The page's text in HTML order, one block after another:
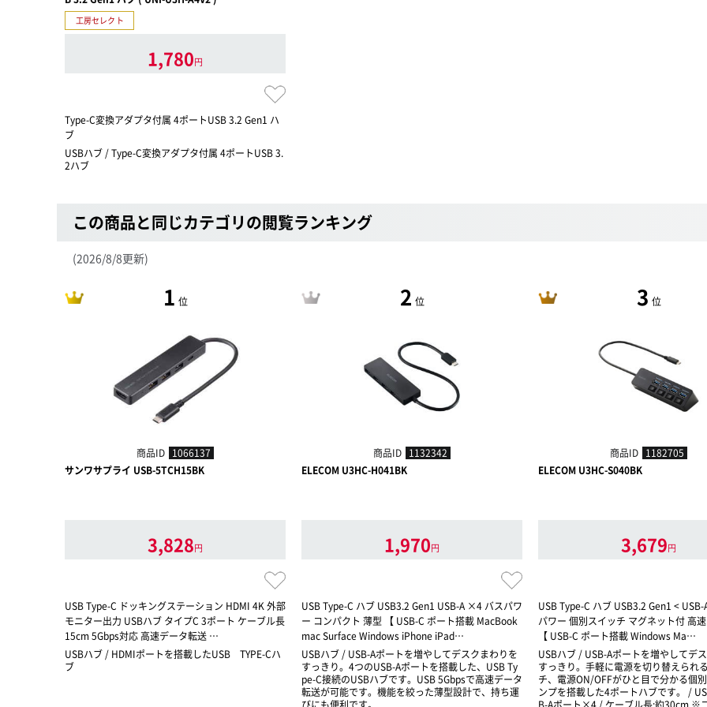
工房セレクト
1,780円
Type-C変換アダプタ付属 4ポートUSB 3.2 Gen1 ハ
ブ
USBハブ / Type-C変換アダプタ付属 4ポートUSB 3.
2ハブ
この商品と同じカテゴリの閲覧ランキング
(2026/8/8更新)
1 位
商品ID 1066137
サンワサプライ USB-5TCH15BK
3,828円
USB Type-C ドッキングステーション HDMI 4K 外部
モニター出力 USBハブ タイプC 3ポート ケーブル長
15cm 5Gbps対応 高速データ転送 …
USBハブ / HDMIポートを搭載したUSB TYPE-Cハ
ブ
2 位
商品ID 1132342
ELECOM U3HC-H041BK
1,970円
USB Type-C ハブ USB3.2 Gen1 USB-A ×4 バスパワ
ー コンパクト 薄型 【 USB-C ポート搭載 MacBook
mac Surface Windows iPhone iPad…
USBハブ / USB-Aポートを増やしてデスクまわりを
すっきり。4つのUSB-Aポートを搭載した、USB Ty
pe-C接続のUSBハブです。USB 5Gbpsで高速データ
転送が可能です。機能を絞った薄型設計で、持ち運
3 位
商品ID 1182705
ELECOM U3HC-S040BK
3,679円
USB Type-C ハブ USB3.2 Gen1 <
パワー 個別スイッチ マグネット付 高
【 USB-C ポート搭載 Windows Ma…
USBハブ / USB-Aポートを増やしてデ
すっきり。手軽に電源を切り替えられ
チ、電源ON/OFFがひと目で分かる個
ンプを搭載した4ポートハブです。 /